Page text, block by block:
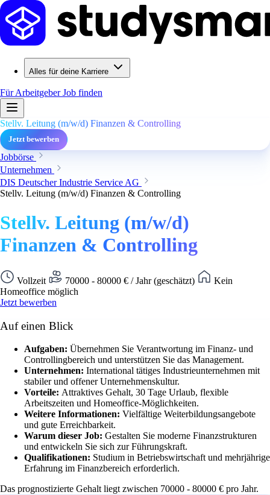
Alles für deine Karriere
Für ArbeitgeberJob finden
Stellv. Leitung (m/w/d) Finanzen & Controlling
Jetzt bewerben
Jobbörse
Unternehmen
DIS Deutscher Industrie Service AG
Stellv. Leitung (m/w/d) Finanzen & Controlling
Stellv. Leitung (m/w/d)
Finanzen & Controlling
Vollzeit 70000 - 80000 € / Jahr (geschätzt)
Kein
Homeoffice möglich
Jetzt bewerben
Auf einen Blick
Aufgaben: Übernehmen Sie Verantwortung im Finanz- und
Controllingbereich und unterstützen Sie das Management.
Unternehmen: International tätiges Industrieunternehmen mit
stabiler und offener Unternehmenskultur.
Vorteile: Attraktives Gehalt, 30 Tage Urlaub, flexible
Arbeitszeiten und Homeoffice-Möglichkeiten.
Weitere Informationen: Vielfältige Weiterbildungsangebote
und gute Erreichbarkeit.
Warum dieser Job: Gestalten Sie moderne Finanzstrukturen
und entwickeln Sie sich zur Führungskraft.
Qualifikationen: Studium in Betriebswirtschaft und mehrjährige
Erfahrung im Finanzbereich erforderlich.
Das prognostizierte Gehalt liegt zwischen 70000 - 80000 € pro Jahr.